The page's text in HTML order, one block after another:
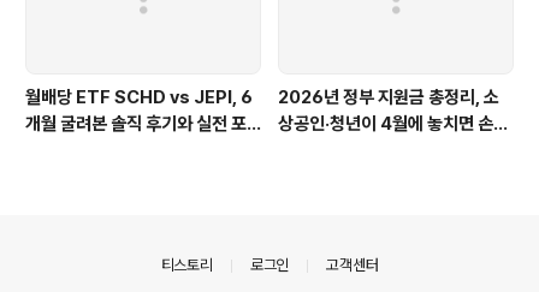
월배당 ETF SCHD vs JEPI, 6
개월 굴려본 솔직 후기와 실전 포
2026년 정부 지원금 총정리, 소
상공인·청년이 4월에 놓치면 손해
티스토리 로그인 고객센터